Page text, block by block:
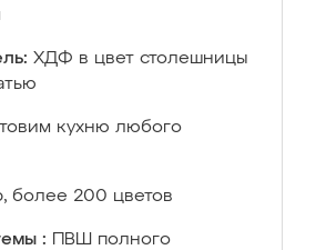
ХДФ в цвет столешницы
кухню любого
более 200 цветов
:
ПВШ полного